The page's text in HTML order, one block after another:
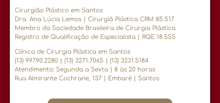
Cirurgião Plástico em Santos
Dra. Ana Lúcia Lemos | Cirurgiã Plástica CRM 85.517
Membro da Sociedade Brasileira de Cirurgia Plástica
Registro de Qualificação de Especialista | RQE 18.555
Clínica de Cirurgia Plástica em Santos
(13) 99790.2280 | (13) 3271.7065 | (13) 3231.5184
Atendimento: Segunda a Sexta | 8 às 20 horas
Rua Almirante Cochrane, 137 | Embaré | Santos